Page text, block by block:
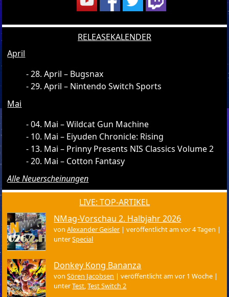
RELEASEKALENDER
April
28. April – Bugsnax
29. April – Nintendo Switch Sports
Mai
04. Mai – Wildcat Gun Machine
10. Mai – Eiyuden Chronicle: Rising
13. Mai – Prinny Presents NIS Classics Volume 2
20. Mai – Cotton Fantasy
Alle Neuerscheinungen
LIVE: TOP-ARTIKEL
NMag-Vorschau 2. Halbjahr 2026
vonAlexander Geisler |veröffentlicht am vor 4 Tagen |
unterSpecial
Donkey Kong Bananza
vonSören Jacobsen |veröffentlicht am vor 1 Woche |
unterTest ,Test Switch 2